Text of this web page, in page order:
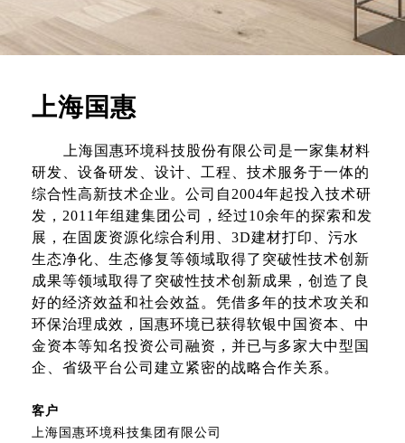
上海国惠
上海国惠环境科技股份有限公司是一家集材料
研发、设备研发、设计、工程、技术服务于一体的
综合性高新技术企业。公司自2004年起投入技术研
发，2011年组建集团公司，经过10余年的探索和发
展，在固废资源化综合利用、3D建材打印、污水
生态净化、生态修复等领域取得了突破性技术创新
成果等领域取得了突破性技术创新成果，创造了良
好的经济效益和社会效益。凭借多年的技术攻关和
环保治理成效，国惠环境已获得软银中国资本、中
金资本等知名投资公司融资，并已与多家大中型国
企、省级平台公司建立紧密的战略合作关系。
客户
上海国惠环境科技集团有限公司